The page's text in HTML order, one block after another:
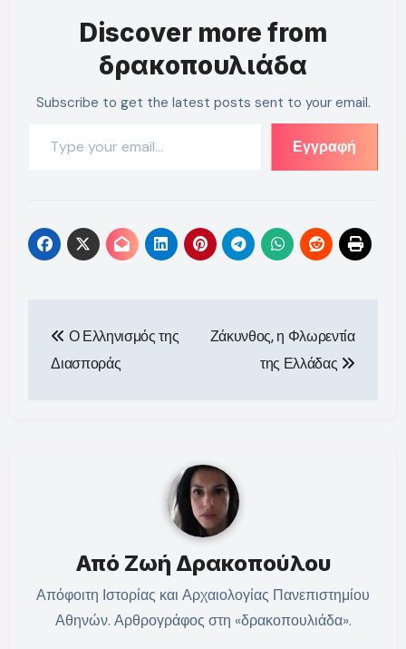
Discover more from
δρακοπουλιάδα
Subscribe to get the latest posts sent to your email.
Εγγραφή
άρθρων
Ο Ελληνισμός της
Διασποράς
Ζάκυνθος, η Φλωρεντία
της Ελλάδας
Από Ζωή Δρακοπούλου
Απόφοιτη Ιστορίας και Αρχαιολογίας Πανεπιστημίου
Αθηνών. Αρθρογράφος στη «δρακοπουλιάδα».